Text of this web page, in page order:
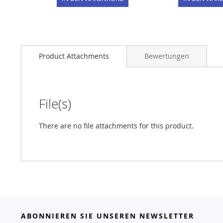
Product Attachments
File(s)
There are no file attachments for this product.
Bewertungen
ABONNIEREN SIE UNSEREN NEWSLETTER